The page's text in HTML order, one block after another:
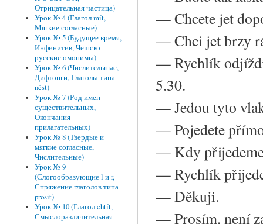
Отрицательная частица)
Урок № 4 (Глагол mít,
Мягкие согласные)
Урок № 5 (Будущее время,
Инфинитив, Чешско-
русские омонимы)
Урок № 6 (Числительные,
Дифтонги, Глаголы типа
nést)
Урок № 7 (Род имен
существительных,
Окончания
прилагательных)
Урок № 8 (Твердые и
мягкие согласные,
Числительные)
Урок № 9
(Слогообразующие l и r,
Спряжение глаголов типа
prosit)
Урок № 10 (Глагол chtít,
Смыслоразличительная
—Chcete jet
—Chci jet brzy
—Rychlík
5.30.
—Jedou tyto
—Pojedete
— Kdy
—Rychlík
—Děkuji.
—Prosím, není